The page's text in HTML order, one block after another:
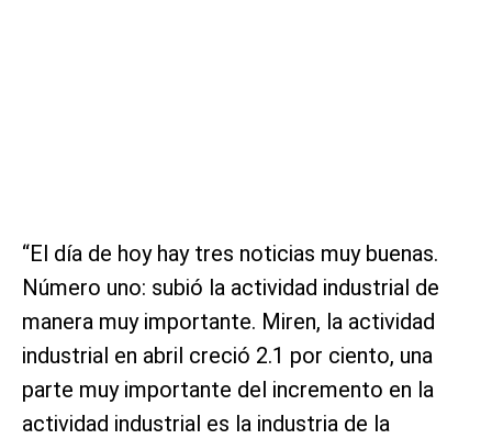
“El día de hoy hay tres noticias muy buenas.
Número uno: subió la actividad industrial de
manera muy importante. Miren, la actividad
industrial en abril creció 2.1 por ciento, una
parte muy importante del incremento en la
actividad industrial es la industria de la